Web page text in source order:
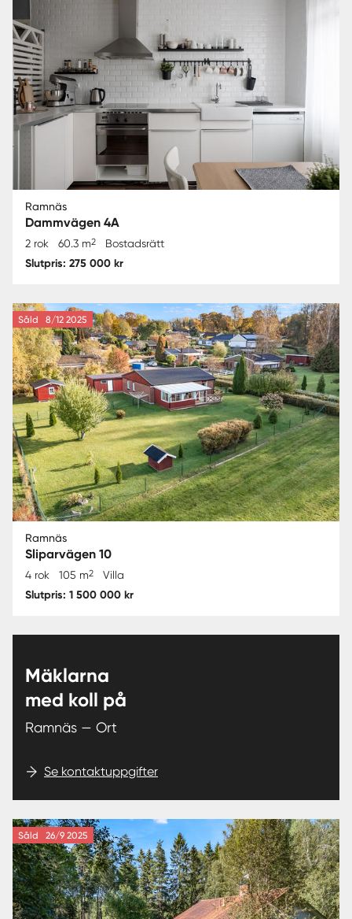
Ramnäs
Dammvägen 4A
2 rok 60.3 m2 Bostadsrätt
Slutpris: 275 000 kr
Såld 8/12 2025
Ramnäs
Sliparvägen 10
4 rok 105 m2 Villa
Slutpris: 1 500 000 kr
Mäklarna
med koll på
Ramnäs — Ort
Se kontaktuppgifter
Såld 26/9 2025